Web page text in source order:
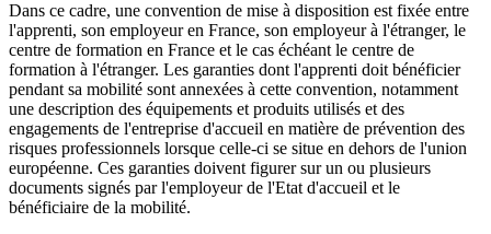
Dans ce cadre, une convention de mise à disposition est fixée entre
l'apprenti, son employeur en France, son employeur à l'étranger, le
centre de formation en France et le cas échéant le centre de
formation à l'étranger. Les garanties dont l'apprenti doit bénéficier
pendant sa mobilité sont annexées à cette convention, notamment
une description des équipements et produits utilisés et des
engagements de l'entreprise d'accueil en matière de prévention des
risques professionnels lorsque celle-ci se situe en dehors de l'union
européenne. Ces garanties doivent figurer sur un ou plusieurs
documents signés par l'employeur de l'Etat d'accueil et le
bénéficiaire de la mobilité.